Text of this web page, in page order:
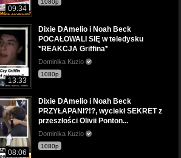
09:34
1080p
13:33
Dixie DAmelio i Noah Beck
POCAŁOWALI SIĘ w teledysku
*REAKCJA Griffina*
Dominika Kuzio
1080p
08:06
Dixie DAmelio i Noah Beck
PRZYŁAPANI?!?, wyciekł SEKRET z
przeszłości Olivii Ponton...
Dominika Kuzio
1080p